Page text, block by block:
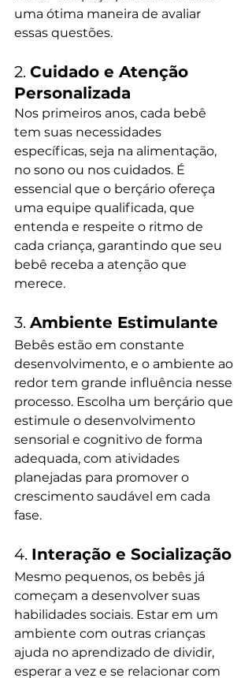
uma ótima maneira de avaliar
essas questões.
2. Cuidado e Atenção
Personalizada
Nos primeiros anos, cada bebê
tem suas necessidades
específicas, seja na alimentação,
no sono ou nos cuidados. É
essencial que o berçário ofereça
uma equipe qualificada, que
entenda e respeite o ritmo de
cada criança, garantindo que seu
bebê receba a atenção que
merece.
3. Ambiente Estimulante
Bebês estão em constante
desenvolvimento, e o ambiente ao
redor tem grande influência nesse
processo. Escolha um berçário que
estimule o desenvolvimento
sensorial e cognitivo de forma
adequada, com atividades
planejadas para promover o
crescimento saudável em cada
fase.
4. Interação e Socialização
Mesmo pequenos, os bebês já
começam a desenvolver suas
habilidades sociais. Estar em um
ambiente com outras crianças
ajuda no aprendizado de dividir,
esperar a vez e se relacionar com